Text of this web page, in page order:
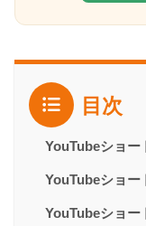
目次
YouTubeショー
YouTubeショー
YouTubeショー